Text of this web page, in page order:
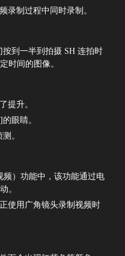
录制过程中同时录制。
到一半到拍摄 SH 连拍时
时间的图像。
提升。
眼睛。
。
）功能中，该功能通过电
。
使用广角镜头录制视频时